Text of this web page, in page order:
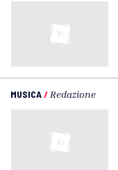
MUSICA/ Redazione